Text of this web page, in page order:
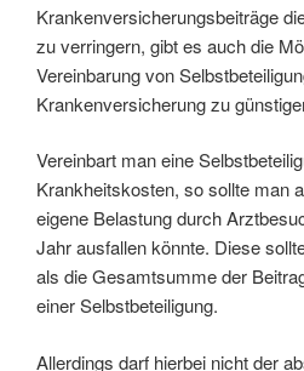
Krankenversicherungsbeiträge
zu verringern, gibt es auch die
Vereinbarung von
Krankenversicherung zu
Vereinbart man eine
Krankheitskosten, so sollte man
eigene Belastung durch
Jahr ausfallen könnte. Diese
als die Gesamtsumme der
einer Selbstbeteiligung.
Allerdings darf hierbei nicht der